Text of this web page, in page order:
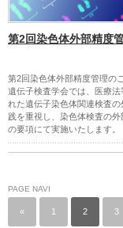
第2回染色体外部精度
第2回染色体外部精度管理の
遺伝子検査学会では、医療法
れた遺伝子染色体関連検査
践を重視し、染色体検査の
の要項にて実施いたします。
PAGE NAVI
« 1 2 3